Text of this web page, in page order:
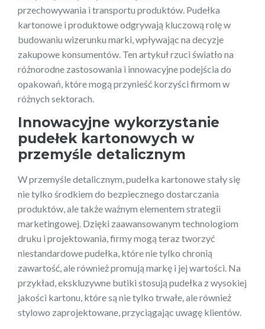
przechowywania i transportu produktów. Pudełka
kartonowe i produktowe odgrywają kluczową rolę w
budowaniu wizerunku marki, wpływając na decyzje
zakupowe konsumentów. Ten artykuł rzuci światło na
różnorodne zastosowania i innowacyjne podejścia do
opakowań, które mogą przynieść korzyści firmom w
różnych sektorach.
Innowacyjne wykorzystanie
pudełek kartonowych w
przemyśle detalicznym
W przemyśle detalicznym, pudełka kartonowe stały się
nie tylko środkiem do bezpiecznego dostarczania
produktów, ale także ważnym elementem strategii
marketingowej. Dzięki zaawansowanym technologiom
druku i projektowania, firmy mogą teraz tworzyć
niestandardowe pudełka, które nie tylko chronią
zawartość, ale również promują markę i jej wartości. Na
przykład, ekskluzywne butiki stosują pudełka z wysokiej
jakości kartonu, które są nie tylko trwałe, ale również
stylowo zaprojektowane, przyciągając uwagę klientów.